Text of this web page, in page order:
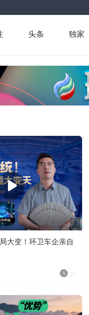
头条 独家
大变！环卫车企亲自
::